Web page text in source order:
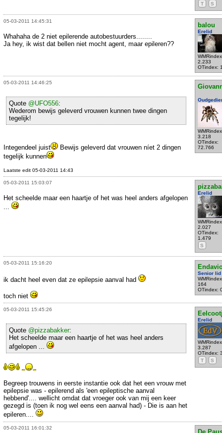
T
S
05-03-2011 14:45:31
balou
Erelid
2.233
OTindex:
Whahaha de 2 niet epilerende autobestuurders........
Ja hey, ik wist dat bellen niet mocht agent, maar epileren??
05-03-2011 14:46:25
3.218
OTindex:
72.766
Quote @UFO556:
Wederom bewijs geleverd vrouwen kunnen twee dingen
tegelijk!
Integendeel juist
Bewijs geleverd dat vrouwen níet 2 dingen
tegelijk kunnen
Laatste edit 05-03-2011 14:43
05-03-2011 15:03:07
Erelid
2.027
OTindex:
1.479
S
Het scheelde maar een haartje of het was heel anders afgelopen
...
05-03-2011 15:16:20
Senior lid
164
OTindex:
ik dacht heel even dat ze epilepsie aanval had
toch niet
05-03-2011 15:45:26
Erelid
3.287
OTindex:
T
S
Quote @pizzabakker:
Het scheelde maar een haartje of het was heel anders
afgelopen ...
Begreep trouwens in eerste instantie ook dat het een vrouw met
epilepsie was - epilerend als 'een epileptische aanval
hebbend'.... wellicht omdat dat vroeger ook van mij een keer
gezegd is (toen ik nog wel eens een aanval had) - Die is aan het
epileren....
05-03-2011 16:01:32